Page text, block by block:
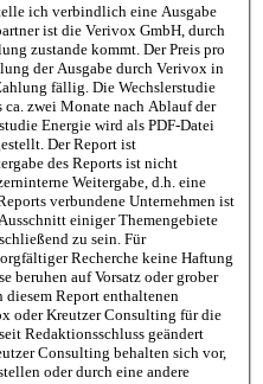
ich verbindlich eine Ausgabe
ist die Verivox GmbH, durch
zustande kommt. Der Preis pro
der Ausgabe durch Verivox in
fällig. Die Wechslerstudie
zwei Monate nach Ablauf der
Energie wird als PDF-Datei
Der Report ist
des Reports ist nicht
Weitergabe, d.h. eine
verbundene Unternehmen ist
einiger Themengebiete
zu sein. Für
Recherche keine Haftung
beruhen auf Vorsatz oder grober
Report enthaltenen
oder Kreutzer Consulting für die
Redaktionsschluss geändert
Consulting behalten sich vor,
oder durch eine andere